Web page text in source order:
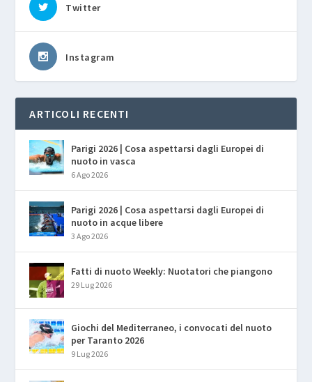
Twitter
Instagram
ARTICOLI RECENTI
Parigi 2026 | Cosa aspettarsi dagli Europei di
nuoto in vasca
6 Ago 2026
Parigi 2026 | Cosa aspettarsi dagli Europei di
nuoto in acque libere
3 Ago 2026
Fatti di nuoto Weekly: Nuotatori che piangono
29 Lug 2026
Giochi del Mediterraneo, i convocati del nuoto
per Taranto 2026
9 Lug 2026